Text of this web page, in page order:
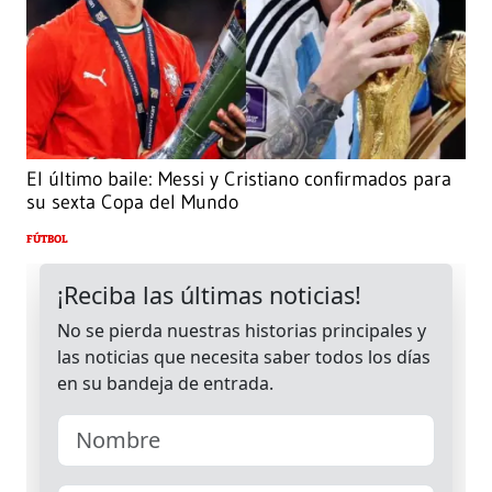
El último baile: Messi y Cristiano confirmados para
su sexta Copa del Mundo
FÚTBOL